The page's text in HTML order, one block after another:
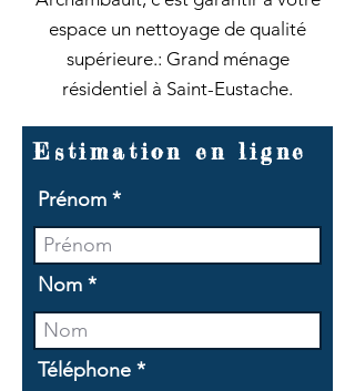
espace un nettoyage de qualité
supérieure.: Grand ménage
résidentiel à Saint-Eustache.
Estimation en ligne
Prénom
Nom
Téléphone